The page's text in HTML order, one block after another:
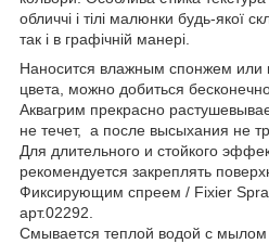
обличчі і тілі малюнки будь-якої
так і в графічній манері.
Наносится влажным спонжем или
цвета, можно добиться
Аквагрим прекрасно
не течет, а после высыхания не
Для длительного и стойкого
рекомендуется закреплять
Фиксирующим спреем / Fixier
арт.02292.
Смывается теплой водой с